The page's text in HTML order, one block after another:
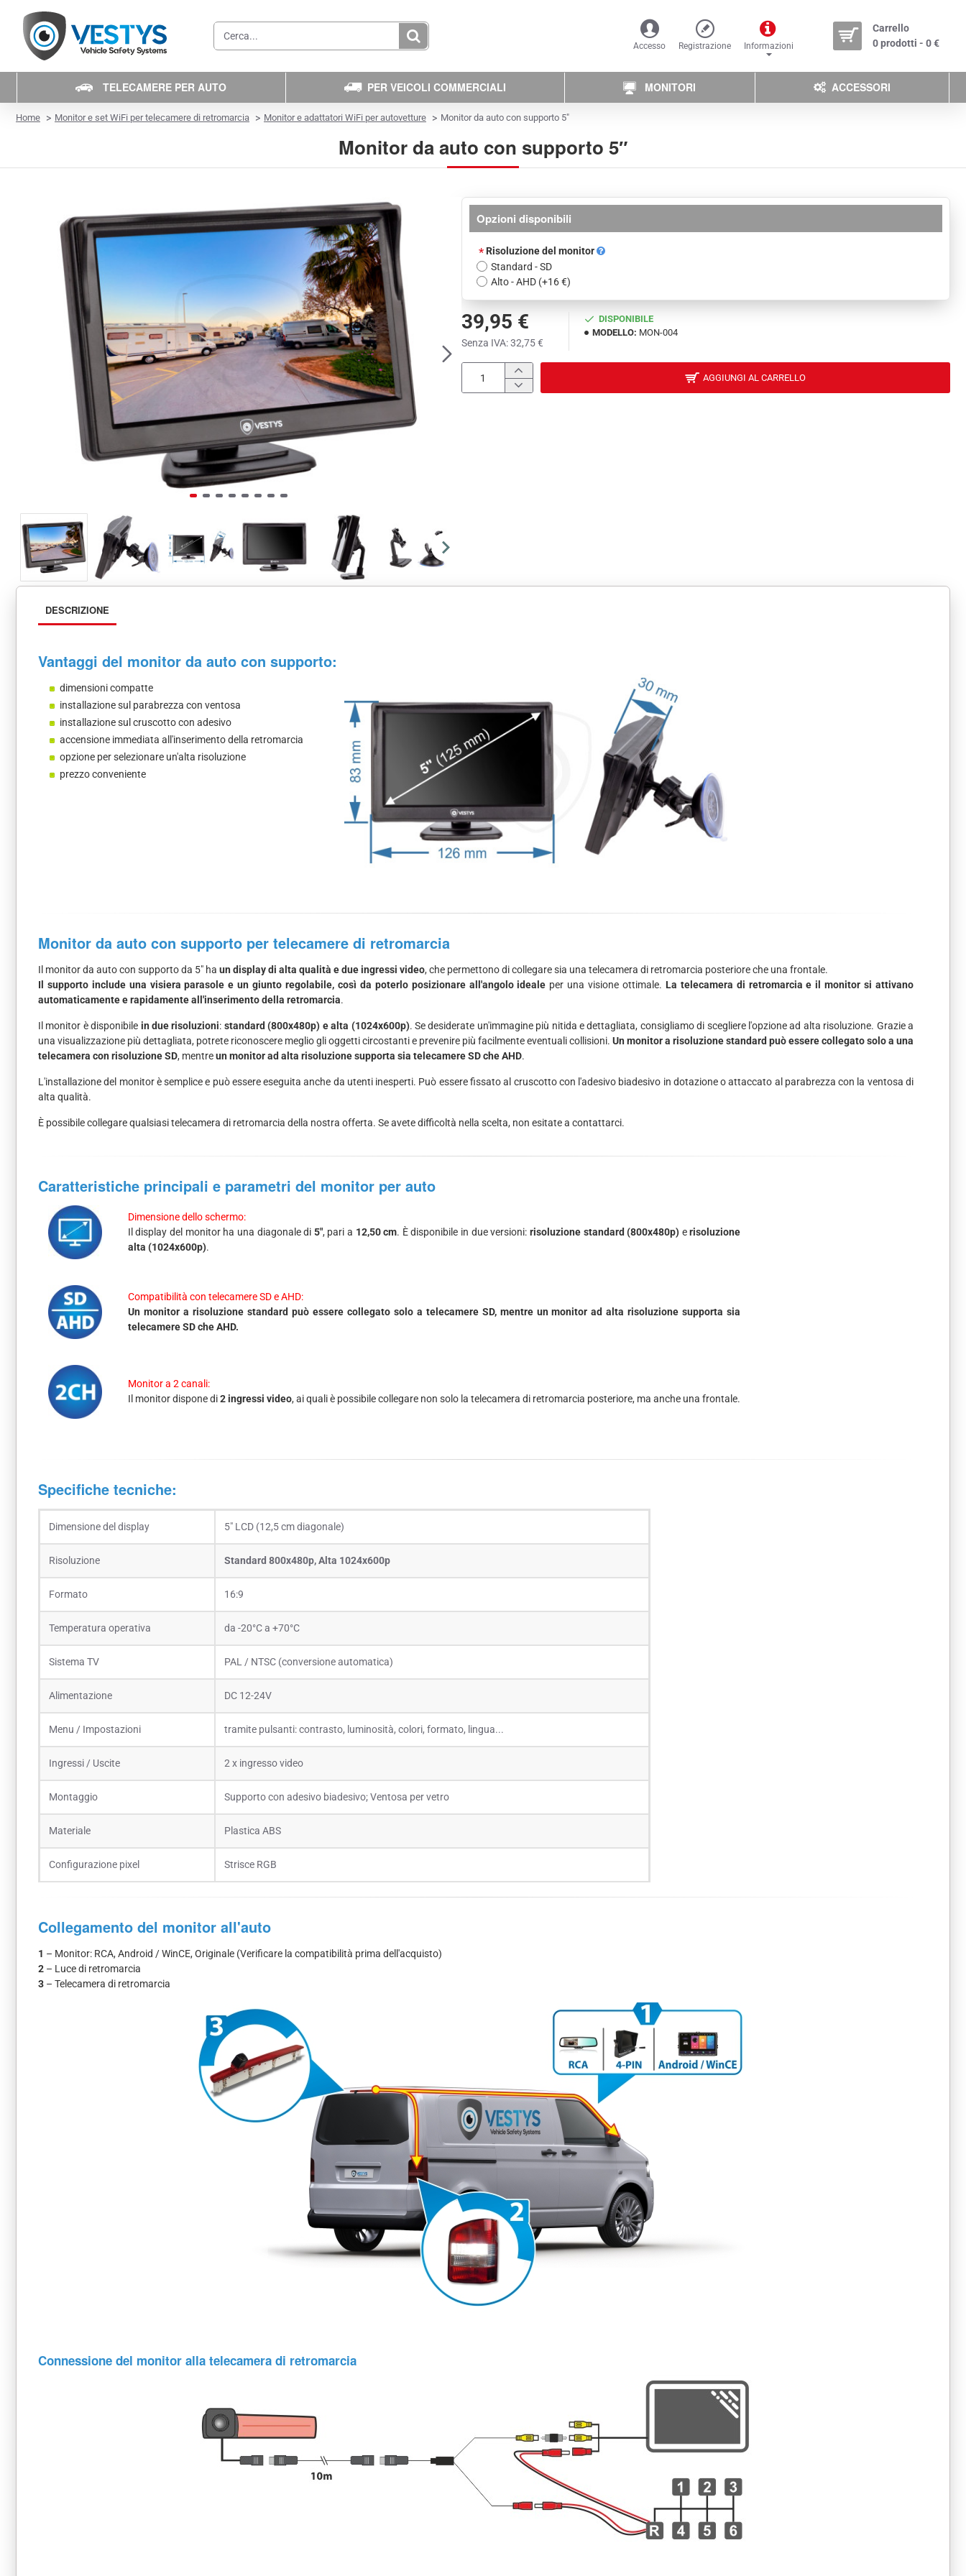
Cerca... Accesso Registrazione Informazioni
Carrello
0 prodotti - 0 €
TELECAMERE PER AUTO PER VEICOLI COMMERCIALI MONITORI ACCESSORI
Monitor da auto con supporto 5″
HomehomeMonitor e set WiFi per telecamere di retromarcia Monitor e adattatori WiFi per autovetture Monitor da auto con supporto 5″
39,95 €
Senza IVA: 32,75 €
DISPONIBILE
MODELLO: MON-004
Opzioni disponibili
Risoluzione del monitor
Standard - SD
Alto - AHD (+16 €)
AGGIUNGI AL CARRELLO
DESCRIZIONE
Vantaggi del monitor da auto con supporto:
dimensioni compatte
installazione sul parabrezza con ventosa
installazione sul cruscotto con adesivo
accensione immediata all'inserimento della retromarcia
opzione per selezionare un'alta risoluzione
prezzo conveniente
Monitor da auto con supporto per telecamere di retromarcia
Il monitor da auto con supporto da 5" ha un display di alta qualità e due ingressi video, che permettono di collegare sia una telecamera di retromarcia posteriore che una frontale.
Il supporto include una visiera parasole e un giunto regolabile, così da poterlo posizionare all'angolo ideale per una visione ottimale. La telecamera di retromarcia e il monitor si attivano
automaticamente e rapidamente all'inserimento della retromarcia.
Il monitor è disponibile in due risoluzioni: standard (800x480p) e alta (1024x600p). Se desiderate un'immagine più nitida e dettagliata, consigliamo di scegliere l'opzione ad alta risoluzione. Grazie a
una visualizzazione più dettagliata, potrete riconoscere meglio gli oggetti circostanti e prevenire più facilmente eventuali collisioni. Un monitor a risoluzione standard può essere collegato solo a una
telecamera con risoluzione SD, mentreun monitor ad alta risoluzione supporta sia telecamere SD che AHD.
L'installazione del monitor è semplice e può essere eseguita anche da utenti inesperti. Può essere fissato al cruscotto con l'adesivo biadesivo in dotazione o attaccato al parabrezza con la ventosa di
alta qualità.
È possibile collegare qualsiasi telecamera di retromarcia della nostra offerta. Se avete difficoltà nella scelta, non esitate a contattarci.
Caratteristiche principali e parametri del monitor per auto
Dimensione dello schermo:
Il display del monitor ha una diagonale di 5", pari a 12,50 cm. È disponibile in due versioni: risoluzione standard (800x480p) erisoluzione
alta (1024x600p).
Compatibilità con telecamere SD e AHD:
Un monitor a risoluzione standard può essere collegato solo a telecamere SD, mentre un monitor ad alta risoluzione supporta sia
telecamere SD che AHD.
Monitor a 2 canali:
Il monitor dispone di2 ingressi video, ai quali è possibile collegare non solo la telecamera di retromarcia posteriore, ma anche una frontale.
Specifiche tecniche:
Dimensione del display 5″ LCD (12,5 cm diagonale)
Risoluzione Standard 800x480p, Alta 1024x600p
Formato 16:9
Temperatura operativa da -20°C a +70°C
Sistema TV PAL / NTSC (conversione automatica)
Alimentazione DC 12-24V
Menu / Impostazioni tramite pulsanti: contrasto, luminosità, colori, formato, lingua...
Ingressi / Uscite 2 x ingresso video
Montaggio Supporto con adesivo biadesivo; Ventosa per vetro
Materiale Plastica ABS
Configurazione pixel Strisce RGB
Collegamento del monitor all'auto
1 – Monitor: RCA, Android / WinCE, Originale (Verificare la compatibilità prima dell'acquisto)
2 – Luce di retromarcia
3 – Telecamera di retromarcia
Connessione del monitor alla telecamera di retromarcia